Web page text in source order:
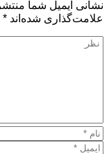
ایمیل شما منتشر
شده‌اند*